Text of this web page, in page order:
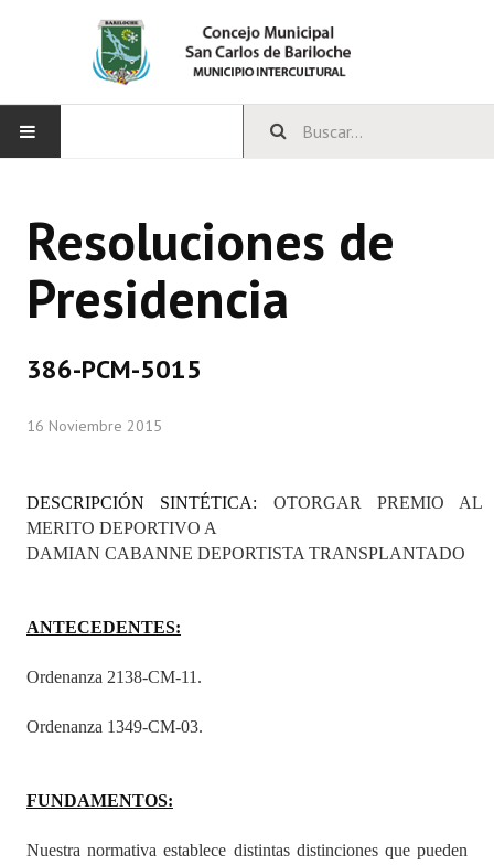
CONCEJO
Bloques Políticos
Comisiones Permanentes
Comisiones Especiales
Programas
Constitución Nacional
Digesto
Organigrama
Resoluciones de
Presidencia
386-PCM-5015
16 Noviembre 2015
DESCRIPCIÓN SINTÉTICA: OTORGAR PREMIO AL
MERITO DEPORTIVO A
DAMIAN CABANNE DEPORTISTA TRANSPLANTADO
ANTECEDENTES:
Ordenanza 2138-CM-11.
Ordenanza 1349-CM-03.
FUNDAMENTOS:
Nuestra normativa establece distintas distinciones que pueden